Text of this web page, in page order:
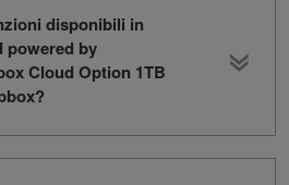
disponibili in
powered by
Cloud Option 1TB